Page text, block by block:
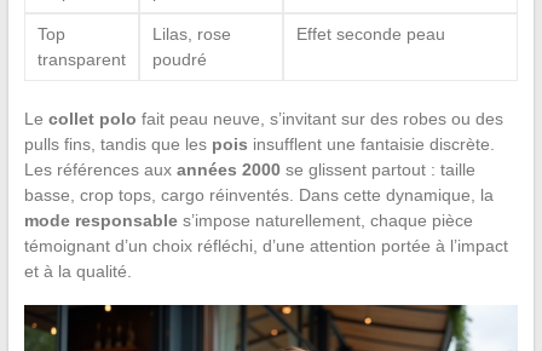
Top
transparent
Lilas, rose
poudré
Effet seconde peau
Le collet polo fait peau neuve, s’invitant sur des robes ou des
pulls fins, tandis que les pois insufflent une fantaisie discrète.
Les références aux années 2000se glissent partout : taille
basse, crop tops, cargo réinventés. Dans cette dynamique, la
mode responsables’impose naturellement, chaque pièce
témoignant d’un choix réfléchi, d’une attention portée à l’impact
et à la qualité.